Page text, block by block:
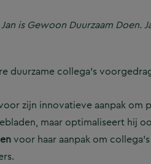
is Gewoon Duurzaam
duurzame collega’s
zijn innovatieve aanpak om
maar optimaliseert hij
voor haar aanpak om